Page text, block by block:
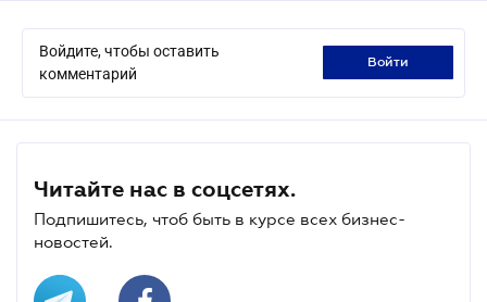
Войдите, чтобы оставить
комментарий
войти
Читайте нас в соцсетях.
Подпишитесь, чтоб быть в курсе всех бизнес-
новостей.